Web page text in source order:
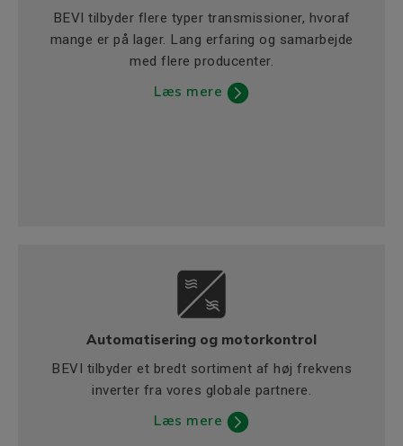
BEVI tilbyder flere typer transmissioner, hvoraf
mange er på lager. Lang erfaring og samarbejde
med flere producenter.
Læs mere
Automatisering og motorkontrol
BEVI tilbyder et bredt sortiment af høj frekvens
inverter fra vores globale partnere.
Læs mere